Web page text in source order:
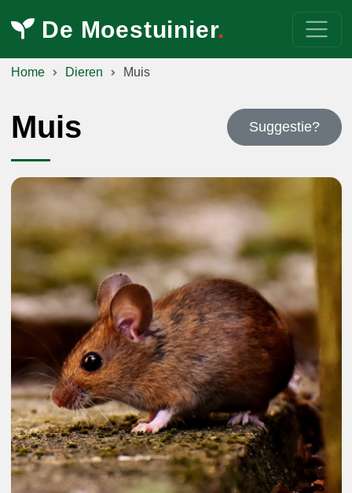
De Moestuinier.
Home Dieren Muis
Suggestie?
Muis